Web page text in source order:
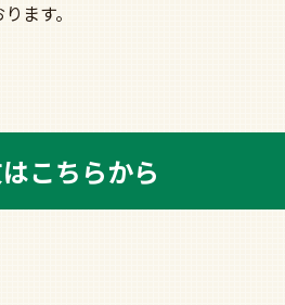
ます。
こちらから